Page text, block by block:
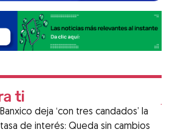
Banxico deja ‘con tres candados’ la
tasa de interés: Queda sin cambios